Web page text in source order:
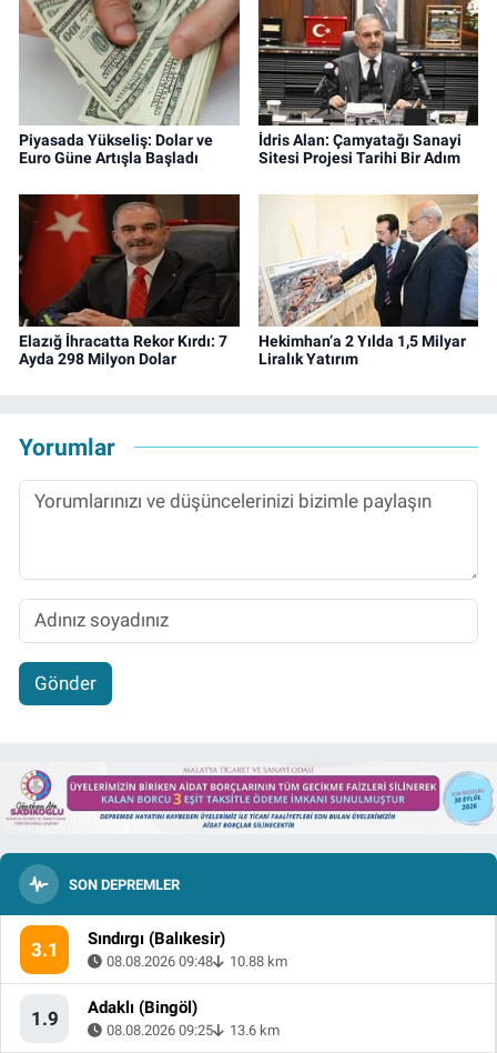
Piyasada Yükseliş: Dolar ve
Euro Güne Artışla Başladı
İdris Alan: Çamyatağı Sanayi
Sitesi Projesi Tarihi Bir Adım
Elazığ İhracatta Rekor Kırdı: 7
Ayda 298 Milyon Dolar
Hekimhan’a 2 Yılda 1,5 Milyar
Liralık Yatırım
Yorumlar
Gönder
SON DEPREMLER
3.1 Sındırgı (Balıkesir)
08.08.2026 09:48 10.88 km
1.9 Adaklı (Bingöl)
08.08.2026 09:25 13.6 km